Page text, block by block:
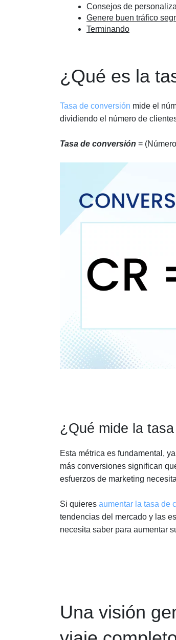
Consejos de
Genere buen tráfico
Terminando
¿Qué es la
Tasa de conversión mide el
dividiendo el número de
Tasa de conversión =
¿Qué mide la
Esta métrica es fundamental,
más conversiones significan
esfuerzos de marketing
Si quieres aumentar la tasa de
tendencias del mercado y las
necesita saber para aumentar
Una visión